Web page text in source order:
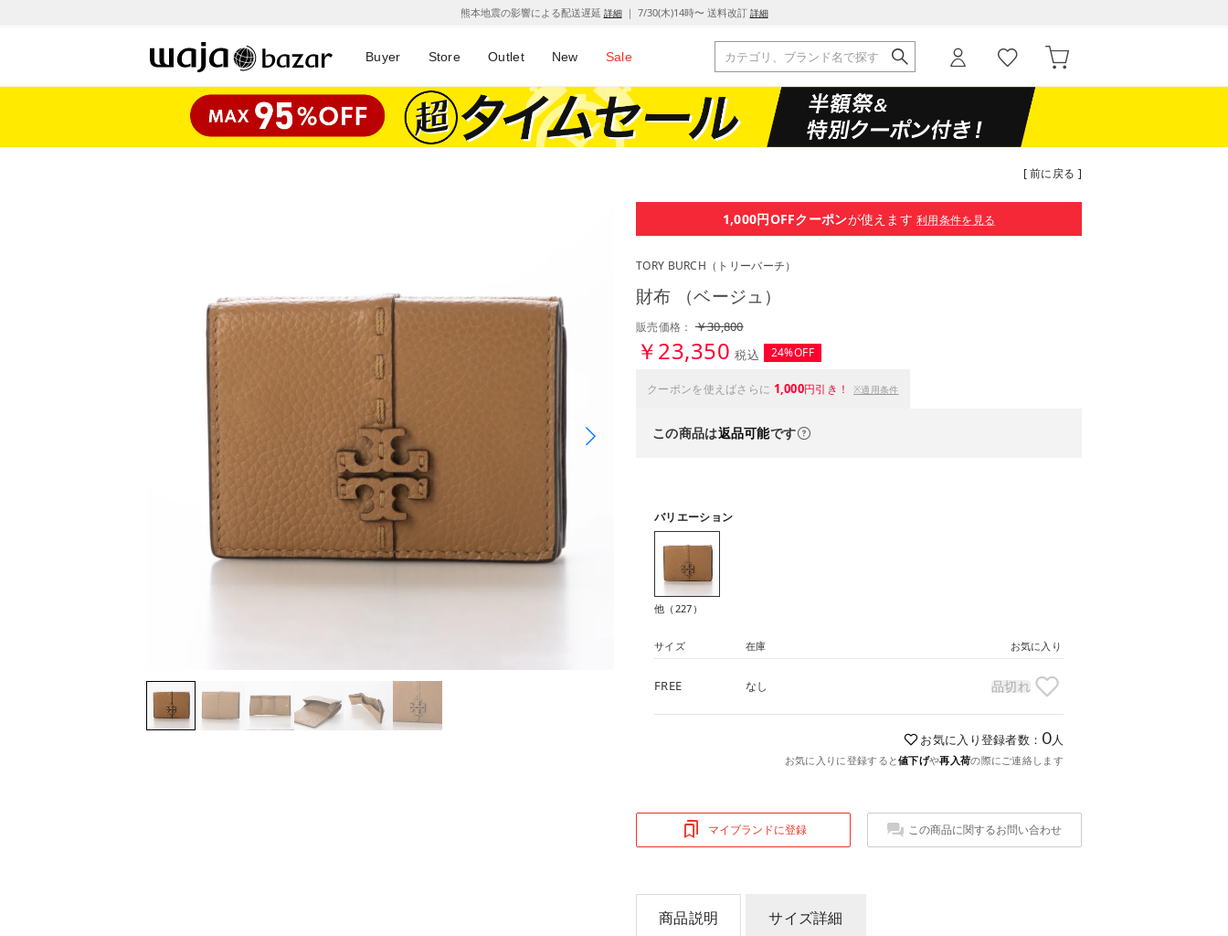
熊本地震の影響による配送遅延 詳細｜ 7/30(木)14時〜 送料改訂 詳細
Buyer Store Outlet New Sale
[ 前に戻る ]
1,000円OFFクーポンが使えます 利用条件を見る
TORY BURCH （トリーバーチ）
財布 （ベージュ）
販売価格：￥30,800
￥23,350 税込 24%OFF
クーポンを使えばさらに 1,000円引き！ ※適用条件
この商品は返品可能です
バリエーション
他（227）
サイズ 在庫 お気に入り
FREE なし 品切れ
お気に入り登録者数： 0人
お気に入りに登録すると値下げや再入荷の際にご連絡します
マイブランドに登録 この商品に関するお問い合わせ
商品説明 サイズ詳細